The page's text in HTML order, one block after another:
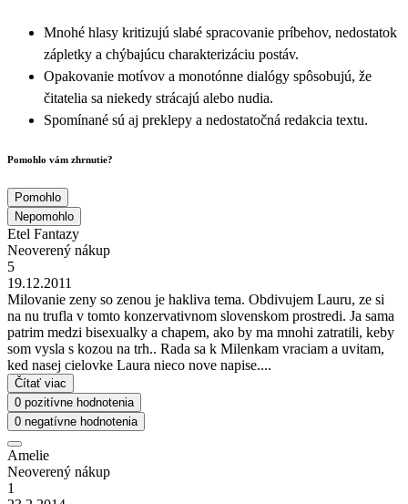
Mnohé hlasy kritizujú slabé spracovanie príbehov, nedostatok
zápletky a chýbajúcu charakterizáciu postáv.
Opakovanie motívov a monotónne dialógy spôsobujú, že
čitatelia sa niekedy strácajú alebo nudia.
Spomínané sú aj preklepy a nedostatočná redakcia textu.
Pomohlo vám zhrnutie?
Pomohlo
Nepomohlo
Etel Fantazy
Neoverený nákup
5
19.12.2011
Milovanie zeny so zenou je hakliva tema. Obdivujem Lauru, ze si
na nu trufla v tomto konzervativnom slovenskom prostredi. Ja sama
patrim medzi bisexualky a chapem, ako by ma mnohi zatratili, keby
som vysla s kozou na trh.. Rada sa k Milenkam vraciam a uvitam,
ked nasej cielovke Laura nieco nove napise....
Čítať viac
0 pozitívne hodnotenia
0 negatívne hodnotenia
Amelie
Neoverený nákup
1